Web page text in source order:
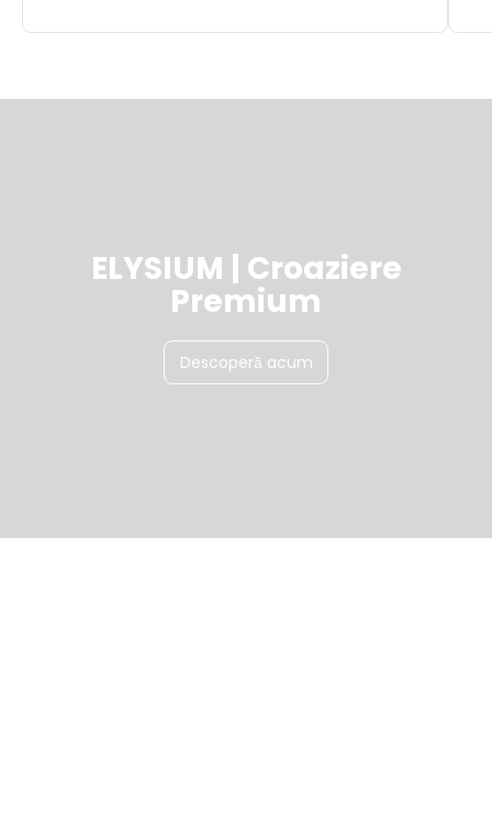
ELYSIUM | Croaziere
Premium
Descoperă acum